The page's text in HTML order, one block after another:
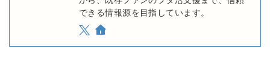
できる情報源を目指しています。